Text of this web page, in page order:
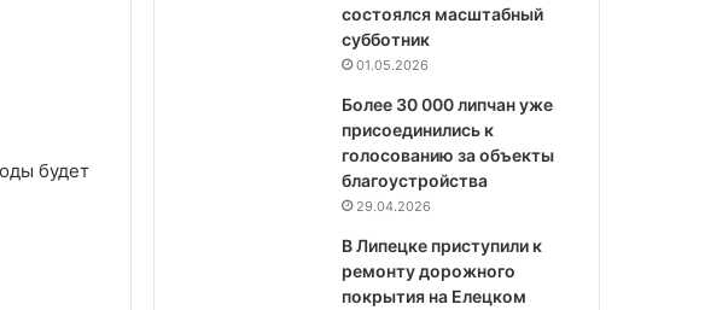
будет
состоялся масштабный
субботник
01.05.2026
Более 30 000 липчан уже
присоединились к
голосованию за объекты
благоустройства
29.04.2026
В Липецке приступили к
ремонту дорожного
покрытия на Елецком